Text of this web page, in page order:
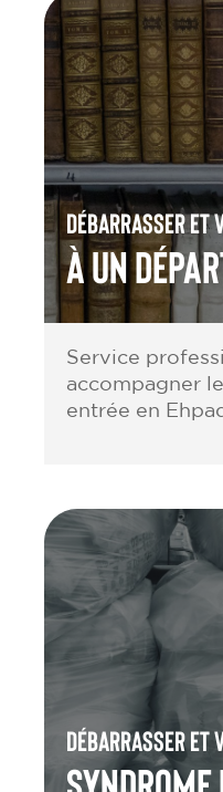
Débarrasser et
à un
Service
accompagner
entrée en
Débarrasser et